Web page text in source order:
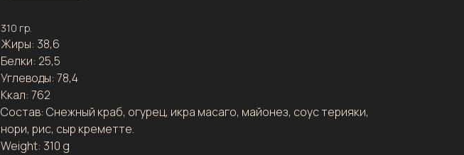
310 гр.
Жиры: 38,6
Белки: 25,5
Углеводы: 78,4
Ккал: 762
Состав: Снежный краб, огурец, икра масаго, майонез, соус терияки,
нори, рис, сыр креметте.
Weight: 310 g